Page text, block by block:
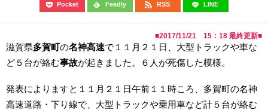
Pocket Feedly RSS LINE
■2017/11/21 15：18 最終更新■
滋賀県多賀町の名神高速で１１月２１日、大型トラックや車な
ど５台が絡む事故が起きました。６人が死傷した模様。
発表によりますと１１月２１日午前１１時ころ、多賀町の名神
高速道路・下り線で、大型トラックや乗用車など計５台が絡む